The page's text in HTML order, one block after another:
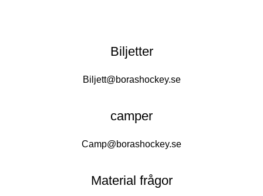
Biljetter
Biljett@borashockey.se
camper
Camp@borashockey.se
Material frågor